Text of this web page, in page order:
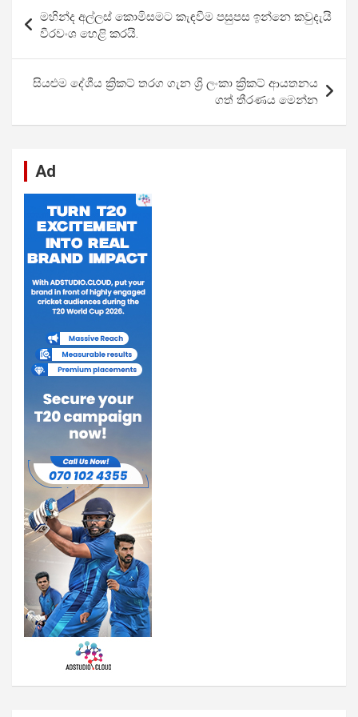
o
o
k
A
p
p
n
t
g
er
a
m
යාත්‍රණය
මහින්ද අල්ලස් කොමිසමට කැඳවීම පසුපස ඉන්නෙ කවුදැයි
වීරවංශ හෙළි කරයි.
සියළුම දේශීය ක්‍රිකට් තරග ගැන ශ්‍රි ලංකා ක්‍රිකට් ආයතනය
ගත් තීරණය මෙන්න
Ad